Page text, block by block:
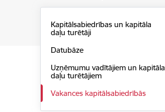
Kapitālsabiedrības un kapitāla
daļu turētāji
Datubāze
Uzņēmumu vadītājiem un kapitāla
daļu turētājiem
Vakances kapitālsabiedrībās